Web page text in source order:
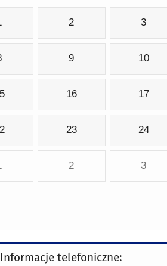
2 3
9 10
16 17
23 24
2 3
Informacje telefoniczne: